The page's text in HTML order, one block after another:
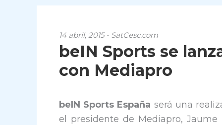
14 abril, 2015 - SatCesc.com
beIN Sports se
con Mediapro
beIN Sports España será una
el presidente de Mediapro,